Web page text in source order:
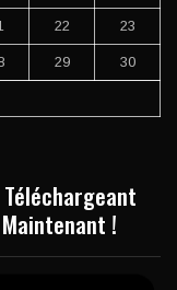
22 23
29 30
!